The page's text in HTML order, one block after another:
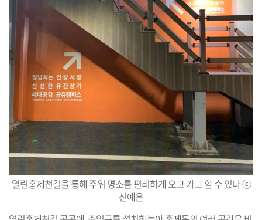
열린홍제천길을 통해 주위 명소를 편리하게 오고 가고 할 수 있다 ⓒ
신예은